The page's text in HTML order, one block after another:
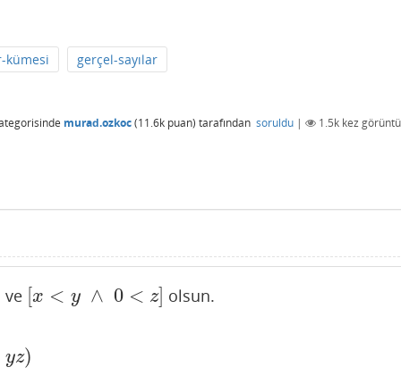
kümesi gerçel-sayılar
murad.ozkoc(11.6k puan) tarafından soruldu | 1.5k kez
ve [x < y ∧ 0 < z]
[x< y ∧ 0 <z olsun.
yz)